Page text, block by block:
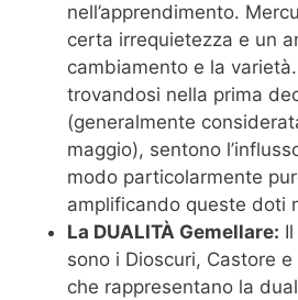
nell’apprendimento.
certa irrequietezza e un
cambiamento e la
trovandosi nella prima
(generalmente
maggio), sentono
modo particolarmente
amplificando queste doti
La DUALITÀ Gemellare:
sono i Dioscuri, Castore
che rappresentano la